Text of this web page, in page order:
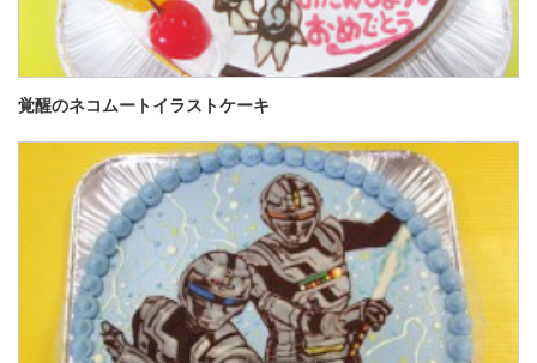
覚醒のネコムートイラストケーキ